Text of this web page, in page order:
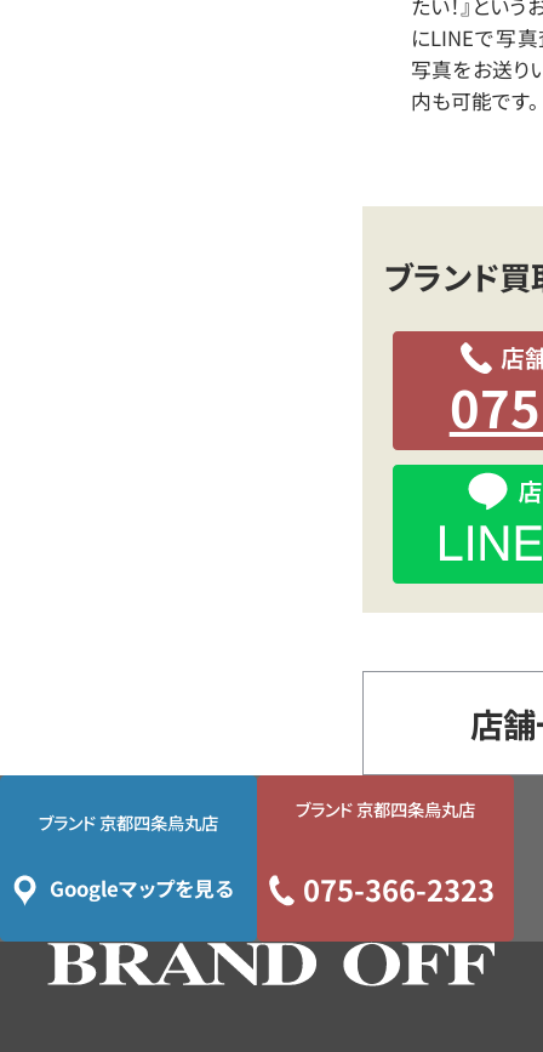
にLINEで写真
写真をお送り
内も可能です。
ブランド
店
ブランド 京都四条烏丸店
Googleマップを見る
ブランド 京都四条烏丸店
075-366-2323